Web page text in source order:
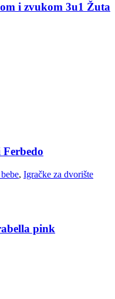
i zvukom 3u1 Žuta
, Igračke za dvorište
pink